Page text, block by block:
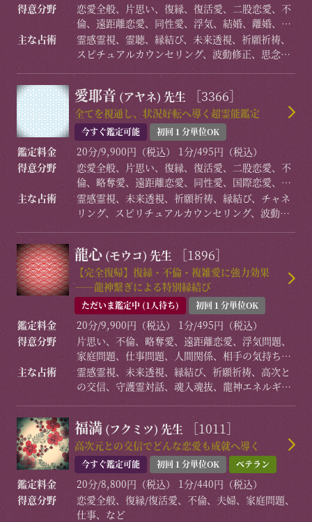
得意分野
恋愛全般、片思い、復縁、復活愛、二股恋愛、不
倫、遠距離恋愛、同性愛、浮気、結婚、離婚、夫
婦問題、家庭/家族問題、親子、育児、教育、引っ
越し、仕事全般、適職、経営、進路、人間関係、
相性、ママ友、相手の気持ち、人生相談、開運、
ど
主な占術
霊感霊視、霊聴、縁結び、未来透視、祈願祈祷、
スピチュアルカウンセリング、波動修正、思念伝
達、引き寄せ、チャクラ、チャネリング、ヒーリ
ング、オーラ、前世/過去世、守護霊対話、高次と
の交信、アニマルコミュニケーション、大天使高
次元チャネリングなど
愛耶音 (アヤネ) 先生 ［3366］
全てを視通し、状況好転へ導く超霊能鑑定
今すぐ鑑定可能 初回１分単位OK
鑑定料金
20分/9,900円（税込） 1分/495円（税込）
得意分野
恋愛全般、片思い、復縁、復活愛、二股恋愛、不
倫、略奪愛、遠距離恋愛、同性愛、国際恋愛、浮
気、結婚、離婚、夫婦問題、家族/家庭問題、親
子、育児、教育、介護、引っ越し、人間関係、仕
の気持ち、人生相談、開運、運勢、健康、動物、
故人、など
主な占術
霊感霊視、未来透視、祈願祈祷、縁結び、チャネ
リング、スピリチュアルカウンセリング、波動修
名、アニマルコミュニケーション
龍心 (モウコ) 先生 ［1896］
【完全復帰】復縁・不倫・複雑愛に強力効果
――龍神繋ぎによる特別縁結び
ただいま鑑定中 (1人待ち) 初回１分単位OK
鑑定料金
20分/9,900円（税込） 1分/495円（税込）
得意分野
片思い、不倫、略奪愛、遠距離恋愛、浮気問題、
家庭問題、仕事問題、人間関係、相手の気持ち、
開運、運勢、健康など
主な占術
霊感霊視、未来透視、縁結び、祈願祈祷、高次と
の交信、守護霊対話、魂入魂抜、龍神エネルギー
福満 (フクミツ) 先生 ［1011］
高次元との交信でどんな恋愛も成就へ導く
今すぐ鑑定可能 初回１分単位OK ベテラン
鑑定料金
20分/8,800円（税込） 1分/440円（税込）
得意分野
恋愛全般、復縁/復活愛、不倫、夫婦、家庭問題、
仕事、など